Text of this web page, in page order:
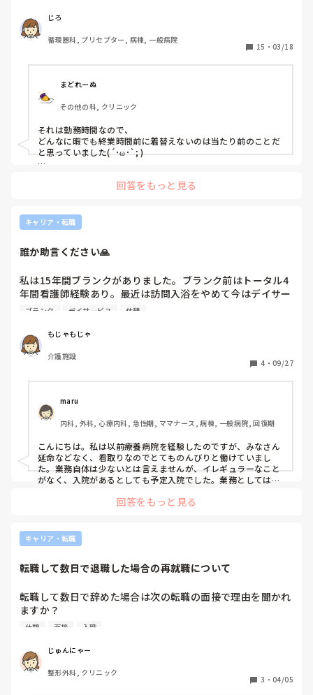
17時前に終了して着替えて17時には完全に退勤する病院っ
てありますか？
更衣の時間も拘束時間なのにどんなに暇でも17時まで着替え
じろ
循環器科, プリセプター, 病棟, 一般病院
15 ・ 03/18
まどれーぬ
その他の科, クリニック
それは勤務時間なので、
どんなに暇でも終業時間前に着替えないのは当たり前のことだ
と思っていました(´･ω･`; )
着替えの時間が労働時間内に含まれているところはなかったで
就業規則に含まれている職場であればそれはアリなのかもしれ
ませんね。
着脱に時間がかかるような制服や作業着などであれば、就業規
回答をもっと見る
キャリア・転職
誰か助言ください🙏
私は15年間ブランクがありました。ブランク前はトータル4
年間看護師経験あり。最近は訪問入浴をやめて今はデイサー
ビスで4ヶ月目パート勤めです。
からの焦りや不安から特性をカバー出来なくなり忘れる事や
間違えが減りません。デイサービスではそれなりに忙しいと
は思ってましたがこんなにスピーディーでマルチタスクの何
少し慣れてきました。でも私には常に余裕がありません。
先輩看護師は1人。その方も時間内に終わらない事や休憩が
少ししか取れない、じっくり仕事に取り組めないと話してい
ました。私は転職を考えてます。
でもこんな特性でブランク長く、デイサービスで務まらなけ
れば看護師としてあと働ける職場はありますか？エージェン
トさんにしっかり相談しても丸投げか相手にしてくれなし、
以前助言してくれた同僚に相談したら「あなたはゆっくりし
ナーシングは今の私にとってハードル高すぎると思っていま
きる所には相談して今の感じです。
誰か助言ください🙏
き方だとも考えてます。
ブランク デイサービス 休憩
もじゃもじゃ
介護施設
4 ・ 09/27
maru
内科, 外科, 心療内科, 急性期, ママナース, 病棟, 一般病院, 回復期
こんにちは。私は以前療養病院を経験したのですが、みなさん
延命などなく、看取りなのでとてものんびりと働けていまし
た。業務自体は少ないとは言えませんが、イレギュラーなこと
がなく、入院があるとしても予定入院でした。業務としては、
録くらいです。曜日によっては入浴介助の日もあります。一般
いので、情報収集も短時間ですむため、10分前出勤とかでし
た。定時でだいたい帰れます。ただ、時間があるので、文句や
聞き流せるのであればとてもおすすめします！
回答をもっと見る
キャリア・転職
転職して数日で退職した場合の再就職について
転職して数日で辞めた場合は次の転職の面接で理由を聞かれ
ますか？
また、看護ルー経由で入職しましたが、エージェントに相談
続けて看護ルーを使うと次の就職先の紹介や手続きなどを渋
られますか？
休憩 面接 入職
じゅんにゃー
整形外科, クリニック
3 ・ 04/05